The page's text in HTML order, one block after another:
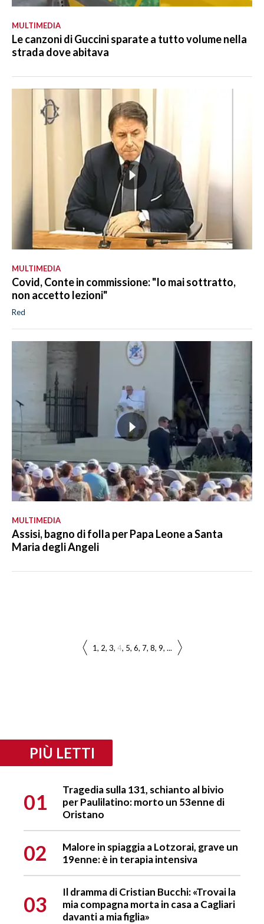
MULTIMEDIA
Le canzoni di Guccini sparate a tutto volume nella
strada dove abitava
MULTIMEDIA
Covid, Conte in commissione: "Io mai sottratto,
non accetto lezioni"
Red
MULTIMEDIA
Assisi, bagno di folla per Papa Leone a Santa
Maria degli Angeli
1 2 3 4 5 6 7 8 9 ...
PIÙ LETTI
01
Tragedia sulla 131, schianto al bivio
per Paulilatino: morto un 53enne di
Oristano
02
Malore in spiaggia a Lotzorai, grave un
19enne: è in terapia intensiva
03
Il dramma di Cristian Bucchi: «Trovai la
mia compagna morta in casa a Cagliari
davanti a mia figlia»